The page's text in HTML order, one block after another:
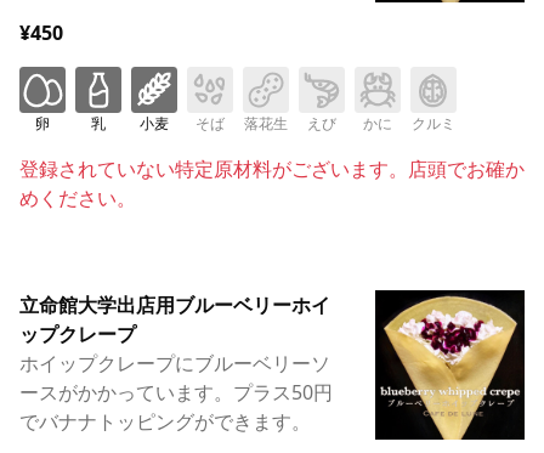
¥450
卵 乳 小麦 そば 落花生 えび かに クルミ
登録されていない特定原材料がございます。店頭でお確か
めください。
立命館大学出店用ブルーベリーホイ
ップクレープ
ホイップクレープにブルーベリーソ
ースがかかっています。プラス50円
でバナナトッピングができます。